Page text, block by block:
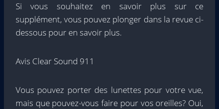
Si vous souhaitez en savoir plus sur ce
supplément, vous pouvez plonger dans la revue ci-
dessous pour en savoir plus.
Avis Clear Sound 911
Vous pouvez porter des lunettes pour votre vue,
mais que pouvez-vous faire pour vos oreilles? Oui,